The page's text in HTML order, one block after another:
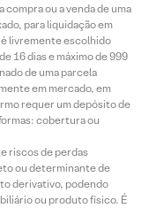
ou a venda de uma
para liquidação em
livremente escolhido
16 dias e máximo de 999
de uma parcela
em mercado, em
requer um depósito de
cobertura ou
riscos de perdas
ou determinante de
derivativo, podendo
ou produto físico. É